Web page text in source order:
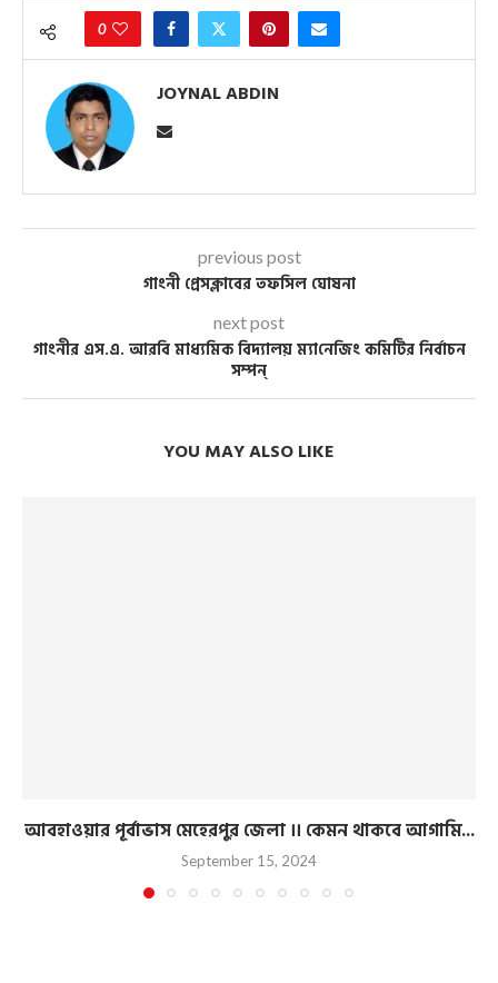
0
JOYNAL ABDIN
previous post
গাংনী প্রেসক্লাবের তফসিল ঘোষনা
next post
গাংনীর এস.এ. আর‌বি মাধ‌্যমিক বিদ‌্যালয় ম‌্যা‌নে‌জিং ক‌মি‌টির নির্বাচন
সম্পন্
YOU MAY ALSO LIKE
আবহাওয়ার পূর্বাভাস মেহেরপুর জেলা ।। কেমন থাকবে আগামি...
September 15, 2024